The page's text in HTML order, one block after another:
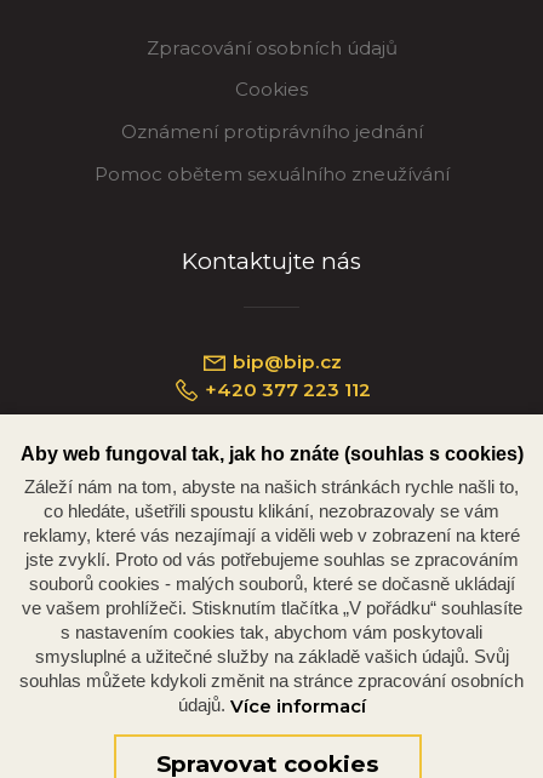
Zpracování osobních údajů
Cookies
Oznámení protiprávního jednání
Pomoc obětem sexuálního zneužívání
Kontaktujte nás
bip@bip.cz
+420 377 223 112
Náměstí Republiky 234/35, 301 00 Plzeň
Aby web fungoval tak, jak ho znáte (souhlas s cookies)
Záleží nám na tom, abyste na našich stránkách rychle našli to,
co hledáte, ušetřili spoustu klikání, nezobrazovaly se vám
reklamy, které vás nezajímají a viděli web v zobrazení na které
jste zvyklí. Proto od vás potřebujeme souhlas se zpracováním
souborů cookies - malých souborů, které se dočasně ukládají
ve vašem prohlížeči. Stisknutím tlačítka „V pořádku“ souhlasíte
s nastavením cookies tak, abychom vám poskytovali
smysluplné a užitečné služby na základě vašich údajů. Svůj
souhlas můžete kdykoli změnit na stránce zpracování osobních
údajů. Více informací
Spravovat cookies